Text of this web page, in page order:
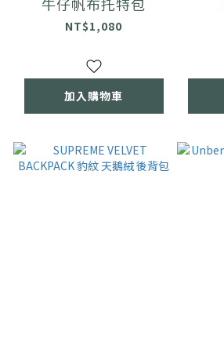
NT$1,080
加入購物車